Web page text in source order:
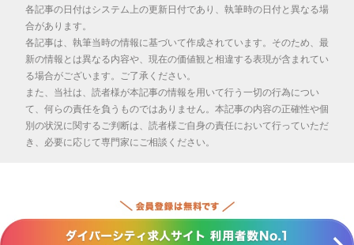
各記事の日付はシステム上の更新日付であり、執筆時の日付と異なる場
合があります。
各記事は、執筆当時の情報に基づいて作成されています。そのため、最
新の情報とは異なる内容や、現在の価値観と相違する表現が含まれてい
る場合がございます。ご了承ください。
また、当社は、読者様が本記事の情報を用いて行う一切の行為につい
て、何らの責任を負うものではありません。本記事の内容の正確性や個
別の状況に関するご判断は、読者様ご自身の責任において行っていただ
き、必要に応じて専門家にご相談ください。